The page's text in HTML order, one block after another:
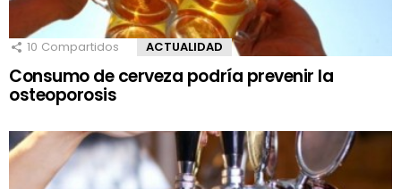
10 Compartidos ACTUALIDAD
Consumo de cerveza podría prevenir la
osteoporosis